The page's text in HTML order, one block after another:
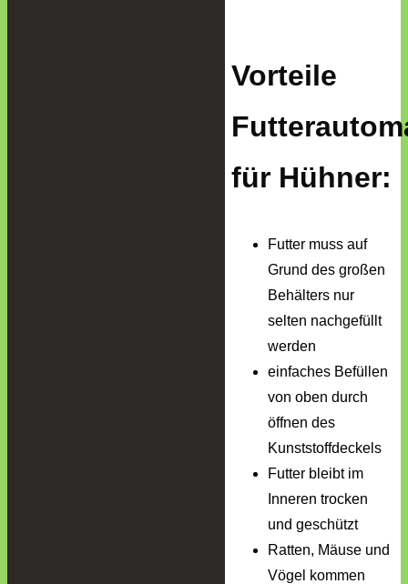
Vorteile
für Hühner:
Futter muss auf
Grund des großen
Behälters nur
selten nachgefüllt
werden
einfaches Befüllen
von oben durch
öffnen des
Kunststoffdeckels
Futter bleibt im
Inneren trocken
und geschützt
Ratten, Mäuse und
Vögel kommen